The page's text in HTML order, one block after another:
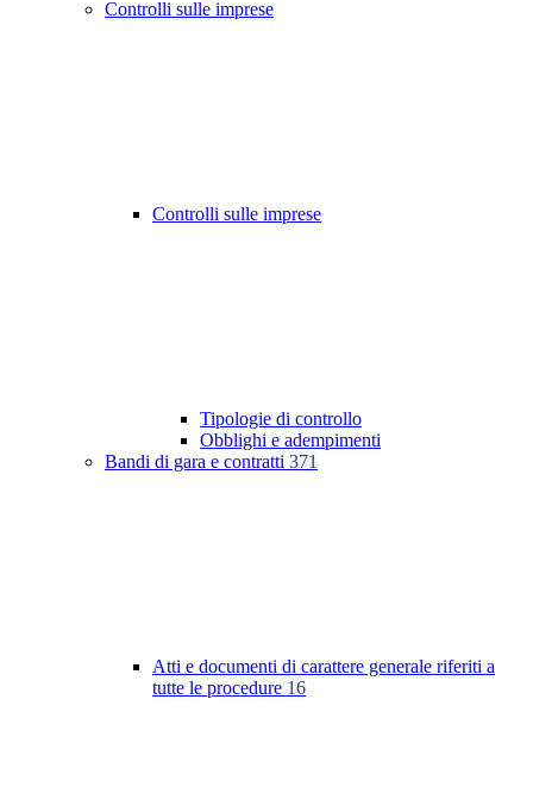
Controlli sulle imprese
Controlli sulle imprese
Tipologie di controllo
Obblighi e adempimenti
Bandi di gara e contratti 371
Atti e documenti di carattere generale riferiti a
tutte le procedure 16